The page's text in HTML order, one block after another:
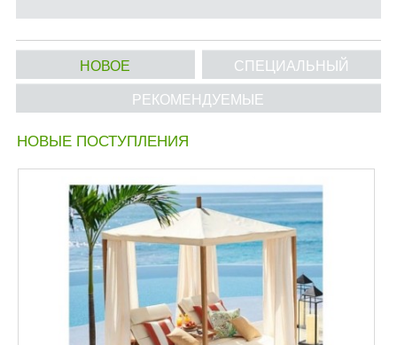
СТУПЕНЬКИ ДЛЯ ЛЕСТНИЦЫ
ИНФОРМАЦИЯ
О НАС
ОПЛАТА И ДОСТАВКА
ПОЛИТИКА КОНФИДЕНЦИАЛЬНОСТИ
СВЯЗАТЬСЯ С НАМИ
ФОТО В ЖИВУЮ
НОВОЕ СПЕЦИАЛЬНЫЙ
РЕКОМЕНДУЕМЫЕ
НОВЫЕ ПОСТУПЛЕНИЯ